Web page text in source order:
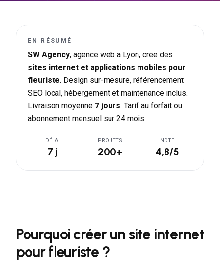
EN RÉSUMÉ
SW Agency, agence web à Lyon, crée des
sites internet et applications mobiles pour
fleuriste. Design sur-mesure, référencement
SEO local, hébergement et maintenance inclus.
Livraison moyenne 7 jours. Tarif au forfait ou
abonnement mensuel sur 24 mois.
DÉLAI
7 j
PROJETS
200+
NOTE
4,8/5
Pourquoi créer un site internet
pourfleuriste ?